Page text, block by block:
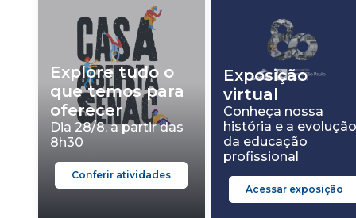
Explore tudo o
que temos para
oferecer
Dia 28/8, a partir das
8h30
Conferir atividades
Exposição
virtual
Conheça nossa
história e a evolução
da educação
profissional
Acessar exposição